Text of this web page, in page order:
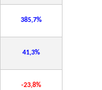
385,7%
41,3%
-23,8%